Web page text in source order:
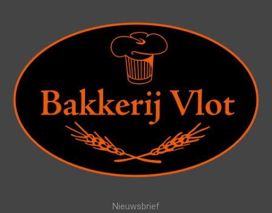
Nieuwsbrief